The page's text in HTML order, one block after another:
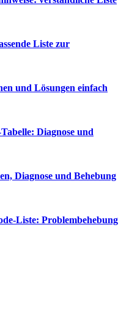
Liste zur
und Lösungen einfach
Diagnose und
Diagnose und Behebung
Liste: Problembehebung